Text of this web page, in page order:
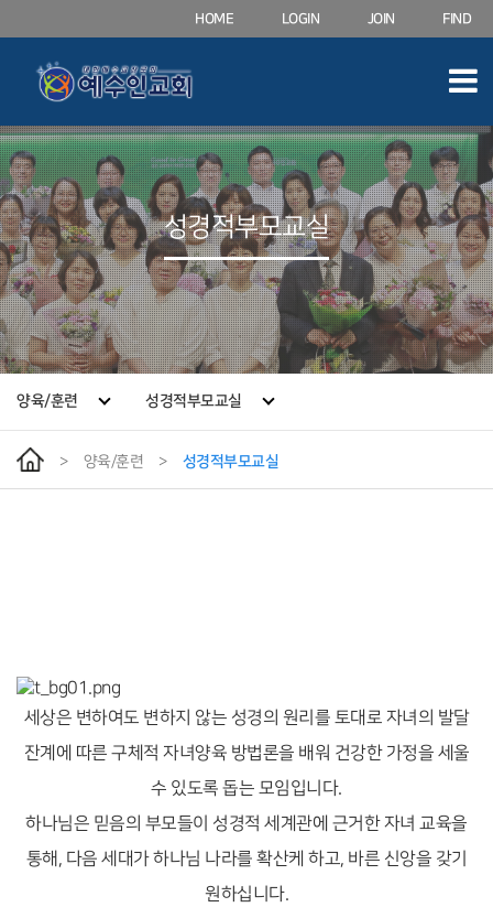
HOME LOGIN JOIN FIND
성경적부모교실
양육/훈련 성경적부모교실
> 양육/훈련 > 성경적부모교실
세상은 변하여도 변하지 않는 성경의 원리를 토대로 자녀의 발달
잔계에 따른 구체적 자녀양육 방법론을 배워 건강한 가정을 세울
수 있도록 돕는 모임입니다.
하나님은 믿음의 부모들이 성경적 세계관에 근거한 자녀 교육을
통해, 다음 세대가 하나님 나라를 확산케 하고, 바른 신앙을 갖기
원하십니다.